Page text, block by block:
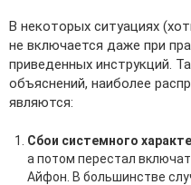
В некоторых ситуациях
не включается даже при
приведенных инструкций.
объяснений, наиболее
являются:
Сбои системного
а потом перестал
Айфон. В большинстве